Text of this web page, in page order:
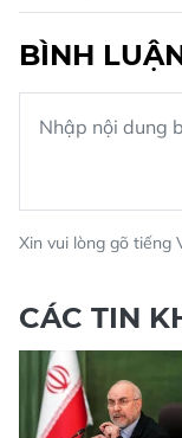
BÌNH
Xin vui lòng gõ tiếng
CÁC TIN